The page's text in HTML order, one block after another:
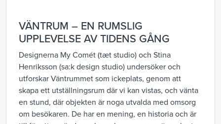
VÄNTRUM – EN RUMSLIG
UPPLEVELSE AV TIDENS GÅNG
Designerna My Comét (tæt studio) och Stina
Henriksson (sa:k design studio) undersöker och
utforskar Väntrummet som ickeplats, genom att
skapa ett utställningsrum där vi kan vistas, och vänta
en stund, där objekten är noga utvalda med omsorg
om besökaren. De har en mening, en historia och är